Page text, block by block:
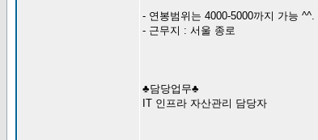
- 연봉범위는 4000-5000까지 가능 ^^.​
- 근무지 : 서울 ​종로
♣담당업무♣
IT 인프라 자산관리 담당자